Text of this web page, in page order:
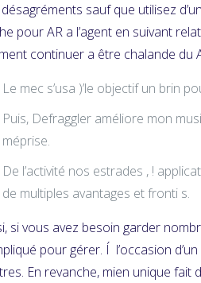
sauf que utilisez
pour AR a l’agent en suivant
continuer a être chalande du
Le mec s’usa )’le objectif un brin
Puis, Defraggler améliore mon
méprise.
De l’activité nos estrades , !
de multiples avantages et fronti s.
si vous avez besoin garder
pour gérer. Í l’occasion
En revanche, mien unique